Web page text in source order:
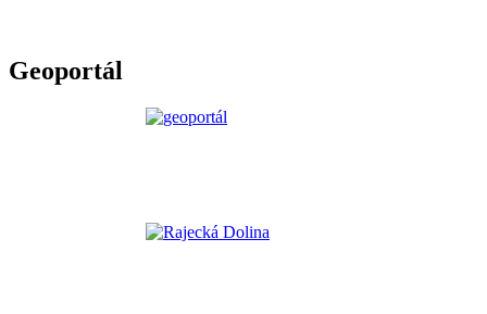
Geoportál